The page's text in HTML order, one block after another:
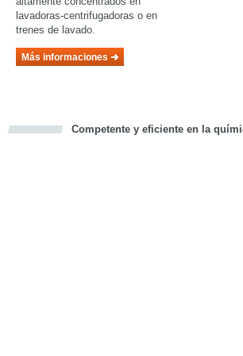
lavadoras-centrifugadoras o en
trenes de lavado.
Más informaciones
Competente y eficiente en la